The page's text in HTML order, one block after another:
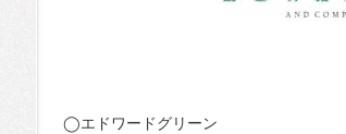
◯エドワードグリーン